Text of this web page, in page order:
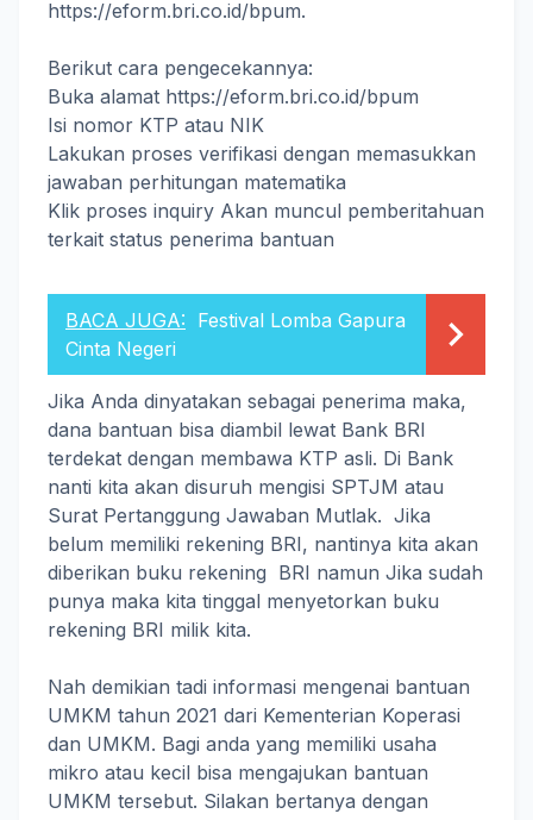
https://eform.bri.co.id/bpum.
Berikut cara pengecekannya:
Buka alamat https://eform.bri.co.id/bpum
Isi nomor KTP atau NIK
Lakukan proses verifikasi dengan memasukkan
jawaban perhitungan matematika
Klik proses inquiry Akan muncul pemberitahuan
terkait status penerima bantuan
BACA JUGA: Festival Lomba Gapura
Cinta Negeri
Jika Anda dinyatakan sebagai penerima maka,
dana bantuan bisa diambil lewat Bank BRI
terdekat dengan membawa KTP asli. Di Bank
nanti kita akan disuruh mengisi SPTJM atau
Surat Pertanggung Jawaban Mutlak. Jika
belum memiliki rekening BRI, nantinya kita akan
diberikan buku rekening BRI namun Jika sudah
punya maka kita tinggal menyetorkan buku
rekening BRI milik kita.
Nah demikian tadi informasi mengenai bantuan
UMKM tahun 2021 dari Kementerian Koperasi
dan UMKM. Bagi anda yang memiliki usaha
mikro atau kecil bisa mengajukan bantuan
UMKM tersebut. Silakan bertanya dengan